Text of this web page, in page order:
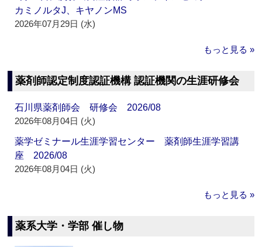
カミノルタJ、キヤノンMS
2026年07月29日 (水)
もっと見る »
薬剤師認定制度認証機構 認証機関の生涯研修会
石川県薬剤師会 研修会 2026/08
2026年08月04日 (火)
薬学ゼミナール生涯学習センター 薬剤師生涯学習講
座 2026/08
2026年08月04日 (火)
もっと見る »
薬系大学・学部 催し物